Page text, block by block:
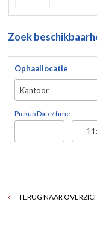
Zoek
Ophaallocatie
Kantoor
Pickup Date/ time
TERUG NAAR